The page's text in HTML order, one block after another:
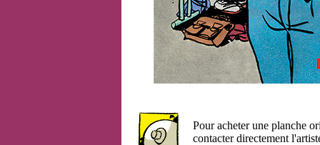
Pour acheter une planche
contacter directement